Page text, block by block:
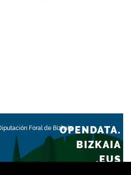
Foral de BizkaiaOPENDATA.
BIZKAIA
.EUS